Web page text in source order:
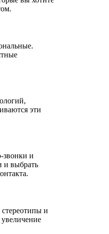
эти
звонки и
и выбрать
и